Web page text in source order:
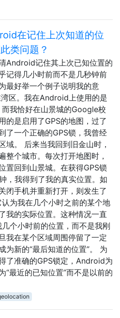
在记住上次知道的位
类问题？
Android记住其上次已知位置的
记得几小时前而不是几秒钟前
最好举一个例子说明我的意
区。我在Android上使用的是
我恰好在山景城的Google校
的是启用了GPS的地图，过了
了一个正确的GPS锁，我曾经
域。 后来当我回到旧金山时，
整个城市。每次打开地图时，
置回到山景城。在获得GPS锁
，我得到了我的真实位置。如
闭手机并重新打开，则发生了
为我在几个小时之前的某个地
我的实际位置。这种情况一直
个小时前的位置，而不是我刚
我在某个区域周围停留了一定
为新的“最后知道的位置”。 为
了准确的GPS锁定，Android为
“最近的已知位置”而不是以前的